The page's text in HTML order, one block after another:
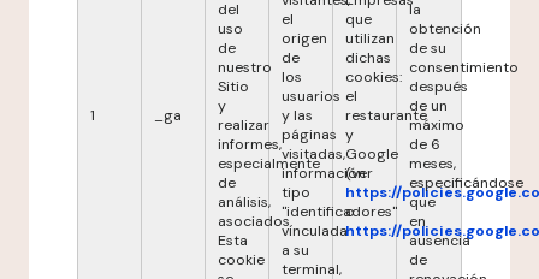
1 _ga
del
uso
de
nuestro
Sitio
y
realizar
informes,
especialmente
de
análisis,
asociados.
Esta
cookie
el
origen
de
los
usuarios
y las
páginas
visitadas,
información
tipo
"identificadores"
vinculada
a su
terminal,
que
utilizan
dichas
cookies:
el
restaurante
y
Google
(ver
https://
o
https://
la
obtención
de su
consentimiento
después
de un
máximo
de 6
meses,
especificándose
que
en
ausencia
de